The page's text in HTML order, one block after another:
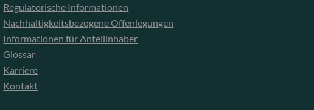
Regulatorische Informationen
Nachhaltigkeitsbezogene Offenlegungen
Informationen für Anteilinhaber
Glossar
Karriere
Kontakt